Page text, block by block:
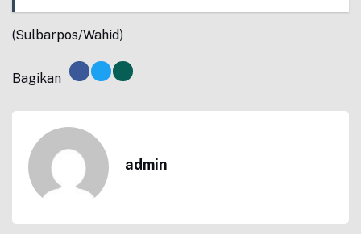
(Sulbarpos/Wahid)
Bagikan
admin